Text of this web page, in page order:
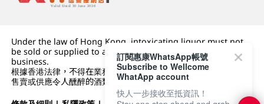
Under the law of Hong Kong, intoxicating liquor must not
be sold or supplied to a minor (under 18) in the course of
business.
根據香港法律，不得在業務過程中，向未成年人 (18 歲以下人士)
售賣或供應令人醺醉的酒類。
訂閱惠康WhatsApp帳號
Subscribe to Wellcome
WhatApp account
快人一步接收至抵資訊！